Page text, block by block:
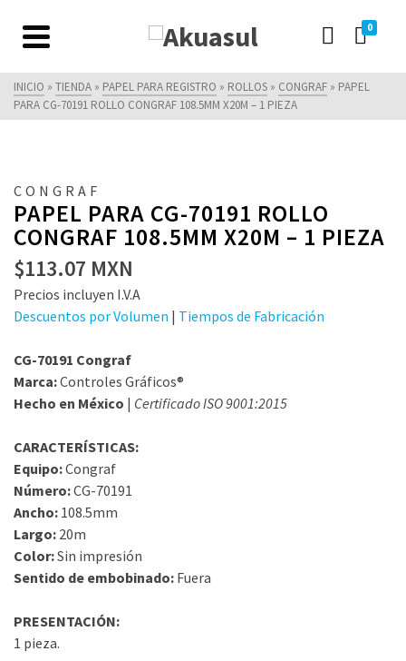
0
INICIO » TIENDA » PAPEL PARA REGISTRO » ROLLOS » CONGRAF » PAPEL
PARA CG-70191 ROLLO CONGRAF 108.5MM X20M – 1 PIEZA
CONGRAF
PAPEL PARA CG-70191 ROLLO
CONGRAF 108.5MM X20M – 1 PIEZA
$113.07 MXN
Precios incluyen I.V.A
Descuentos por Volumen | Tiempos de Fabricación
CG-70191 Congraf
Marca:Controles Gráficos®
Hecho en México | Certificado ISO 9001:2015
CARACTERÍSTICAS:
Equipo:Congraf
Número:CG-70191
Ancho: 108.5mm
Largo: 20m
Color:Sin impresión
Sentido de embobinado: Fuera
PRESENTACIÓN:
1 pieza.